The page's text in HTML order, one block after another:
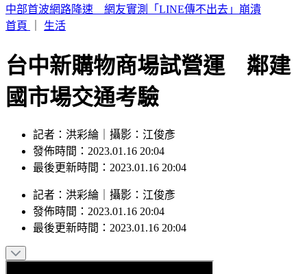
美製車降價你會心動嗎？民調顯示59%車主最擔心「這原因」
首頁
生活
台中新購物商場試營運 鄰建
國市場交通考驗
記者：洪彩綸｜攝影：江俊彥
發佈時間：2023.01.16 20:04
最後更新時間：2023.01.16 20:04
記者 ： 洪彩綸 攝影 ： 江俊彥
發佈時間： 2023.01.16 20:04
最後更新時間： 2023.01.16 20:04